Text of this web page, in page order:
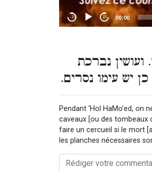
ועושין נברכת
יש עימו נסרים.
Pendant ‘Hol HaMo’ed,
caveaux [ou des tombeaux
faire un cercueil si le mort
les planches nécessaires